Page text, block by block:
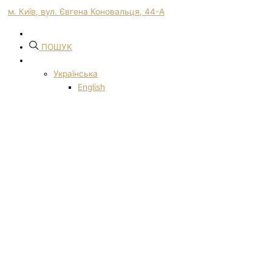
м. Київ, вул. Євгена Коновальця, 44-А
ПОШУК
Українська
English